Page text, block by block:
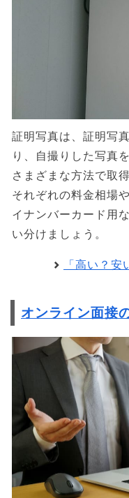
証明写真は、証明写
り、自撮りした写真
さまざまな方法で取
それぞれの料金相場
イナンバーカード用
い分けましょう。
「高い？
オンライン面接